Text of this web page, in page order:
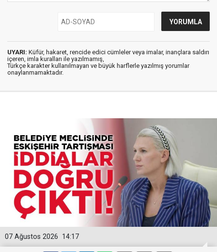
UYARI: Küfür, hakaret, rencide edici cümleler veya imalar, inançlara saldırı
içeren, imla kuralları ile yazılmamış,
Türkçe karakter kullanılmayan ve büyük harflerle yazılmış yorumlar
onaylanmamaktadır.
14:17
07 Ağustos 2026